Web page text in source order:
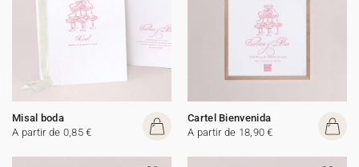
Misal boda
A partir de 0,85 €
Cartel Bienvenida
A partir de 18,90 €